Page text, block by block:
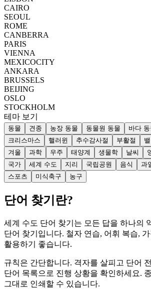
CAIRO
SEOUL
ROME
CANBERRA
PARIS
VIENNA
MEXICOCITY
ANKARA
BRUSSELS
BEIJING
OSLO
STOCKHOLM
테마 보기
동물 견종 농장 동물 동물원 동물 바다 동
크리스마스
핼러윈 추수감사절 부활절
겨울
과학 우주 태양계 생물학 날씨
국가
세계 수도 지리 국립공원 음식 과
스포츠
미식축구 농구
단어 찾기란?
세계 수도 단어 찾기는 모든 답을 하나의
단어 찾기입니다. 철자 연습, 어휘 복습,
활용하기 좋습니다.
규칙은 간단합니다. 격자를 살피고 단어
단어 목록으로 진행 상황을 확인하세요.
그대로 인쇄할 수 있습니다.